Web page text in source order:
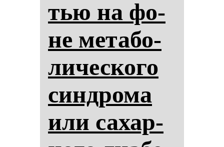
тью на фо­
не ме­та­бо­
ли­чес­ко­го
син­дро­ма
или са­хар­